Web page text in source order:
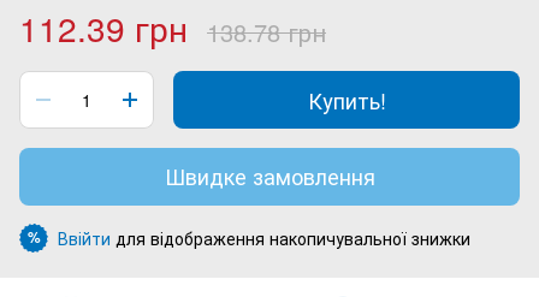
112.39 грн 138.78 грн
Купить!
Швидке замовлення
% Ввійти для відображення накопичувальної знижки